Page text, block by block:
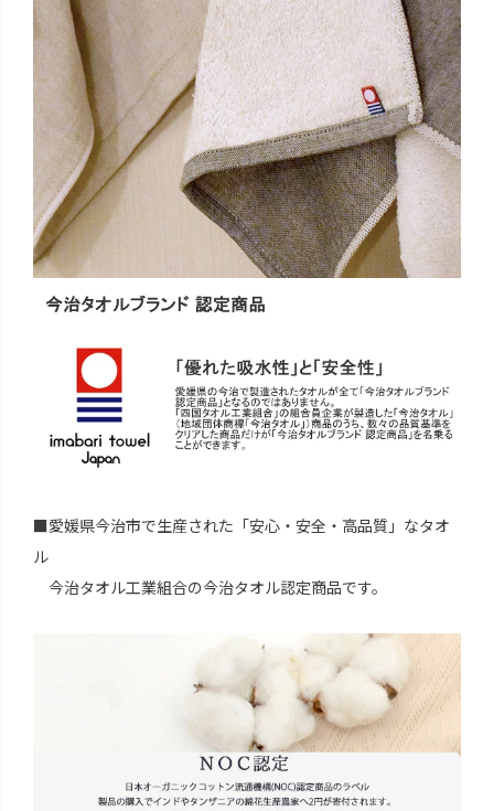
■愛媛県今治市で生産された「安心・安全・高品質」なタオ
ル
今治タオル工業組合の今治タオル認定商品です。